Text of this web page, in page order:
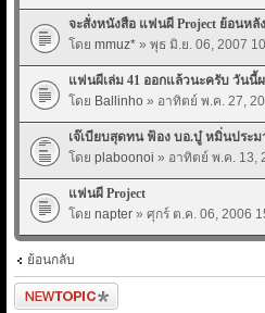
จะสั่งหนังสือ แฟนผี Project ย้อนหลั
โดย mmuz* » พุธ มิ.ย. 06, 2007
แฟนผีเล่ม 41 ออกแล้วนะครับ วัน
โดย Ballinho » อาทิตย์ พ.ค. 27,
เจ๊เบียบสุดทน ฟ้อง บอ.บู๋ หมิ่นประม
โดย plaboonoi » อาทิตย์ พ.ค. 13,
แฟนผี Project
โดย napter » ศุกร์ ต.ค. 06, 2006
ย้อนกลับ
ตั้งกระทู้ใหม่